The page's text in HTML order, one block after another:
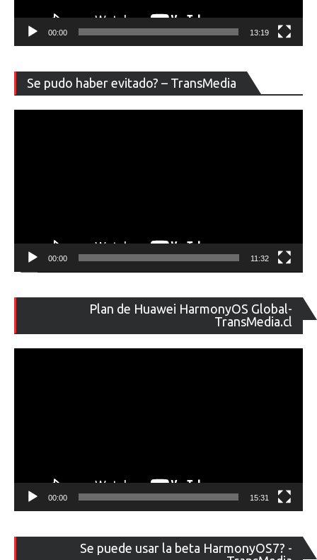
00:00 13:19
Se pudo haber evitado? – TransMedia
de
00:00 11:32
Plan de Huawei HarmonyOS Global-
TransMedia.cl
de
00:00 15:31
Se puede usar la beta HarmonyOS7? -